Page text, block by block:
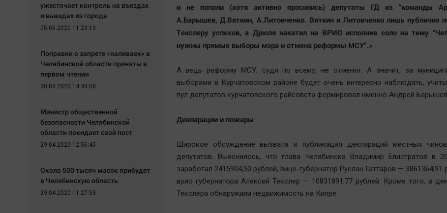
и не попали (хотя активно просились) депутаты ГД из “команды
А.Барышев, Д.Вяткин, А.Литовченко. Вяткин и Литовченко лишь публично
Текслеру успехов, а Дрюля накатил на ВРИО исполнив соло на тему
нужны прямые выборы мэра и отмена реформы МСУ”.»
А ведь реформу МСУ, судя по всему, не отменят. А значит, за
выборами в Курчатовском районе будет очень интересно наблюдать,
пул депутатов курчатовского райсовета формировал именно Андрей
Декларации и пожары
Широкое обсуждение вызвала и публикация деклараций местных
депутатов. Выяснилось, что глава Челябинска Владимир Елистратов в
заработал 2415904,50 рублей, вице-губернатор Руслан Гаттаров — 3861364,91
врио губернатора Алексей Текслер — 10831891,77 рублей. Кроме того, в
Текслера обнаружили недвижимость на Кипре.
ужесточает контроль на въездах
и выездах из города
05.05.2020 11:23:13
Поправки о запрете «наливаек» в
Челябинской области приняты в
первом чтении
30.04.2020 14:44:08
Министр общественной
безопасности Челябинской
области покидает свой пост
29.04.2020 12:56:45
Около 500 тысяч масок прибудет
в Челябинскую область
29.04.2020 11:27:53